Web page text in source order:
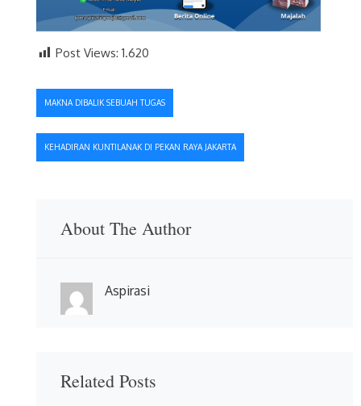
Post Views: 1.620
Navigasi
pos
MAKNA DIBALIK SEBUAH TUGAS
KEHADIRAN KUNTILANAK DI PEKAN RAYA JAKARTA
About The Author
Aspirasi
Related Posts